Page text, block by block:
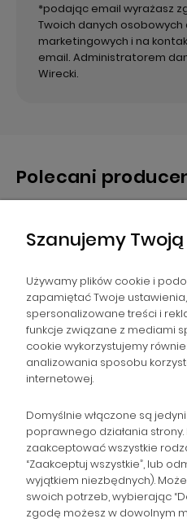
*podając email wyrażasz
Twoich danych osobowych
marketingowych i na
email. Administratorem
Wirecki.
Polecani
NAWIGACJA
POMOC
ZAMÓWIENIA
POPULARNE KATEGORIE
Szanujemy
Używamy plików cookie i
zapamiętać Twoje
spersonalizowane treści i
funkcje związane z mediami
cookie wykorzystujemy
analizowania sposobu
internetowej.
Domyślnie włączone są
poprawnego działania strony.
zaakceptować wszystkie
“Zaakceptuj wszystkie”, lub
wyjątkiem niezbędnych).
swoich potrzeb, wybierając
zgodę możesz w dowolnym